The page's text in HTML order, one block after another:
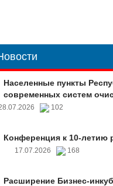
Населенные пункты
современных систем
102
Конференция к 10-летию
17.07.2026 168
Расширение Бизнес-